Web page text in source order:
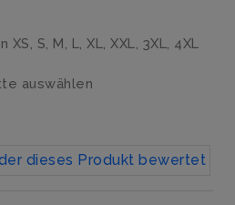
S, M, L, XL, XXL, 3XL, 4XL
auswählen
dieses Produkt bewertet